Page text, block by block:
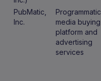
PubMatic,
Inc.
Programmatic
media buying
platform and
advertising
services